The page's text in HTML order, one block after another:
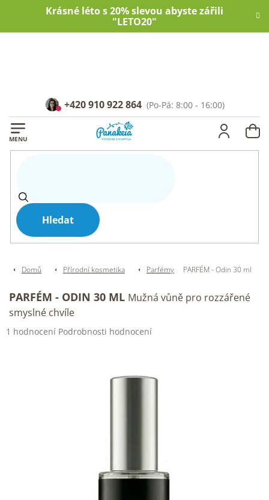
Krásné léto s 20% slevou abyste zářili
"LETO20"
Hledat
+420 910 922 864
Domů Přírodní kosmetika Parfémy PARFÉM - Odin 30 ml
PARFÉM - ODIN 30 ML Mužná vůně pro rozzářené
smyslné chvíle
Průměrné
1 hodnocení Podrobnosti hodnocení